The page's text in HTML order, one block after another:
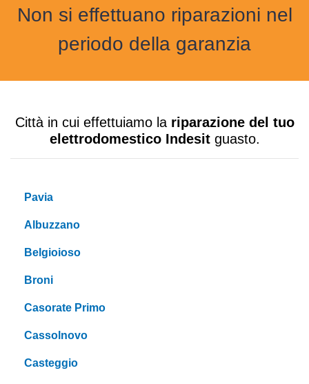
Non si effettuano riparazioni nel
periodo della garanzia
Città in cui effettuiamo la riparazione del tuo
elettrodomestico Indesitguasto.
Pavia
Albuzzano
Belgioioso
Broni
Casorate Primo
Cassolnovo
Casteggio